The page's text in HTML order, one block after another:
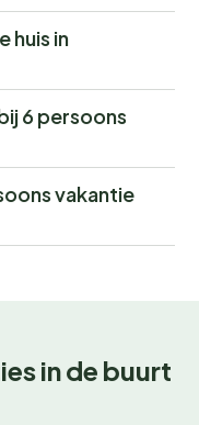
huis in
6 persoons
vakantie
in de buurt